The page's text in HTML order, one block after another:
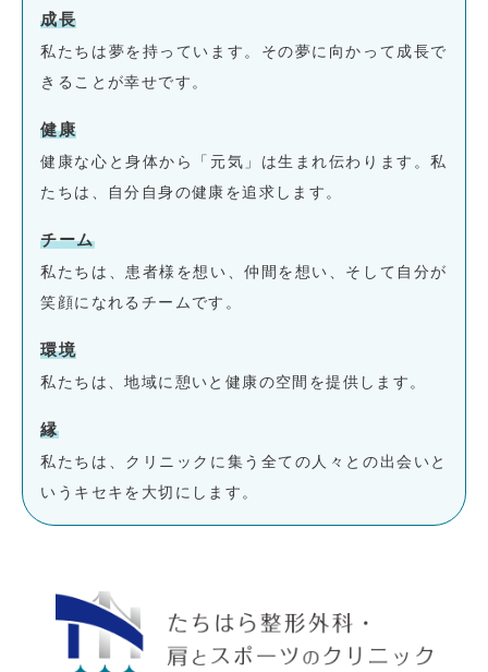
成長
私たちは夢を持っています。その夢に向かって成長で
きることが幸せです。
健康
健康な心と身体から「元気」は生まれ伝わります。私
たちは、自分自身の健康を追求します。
チーム
私たちは、患者様を想い、仲間を想い、そして自分が
笑顔になれるチームです。
環境
私たちは、地域に憩いと健康の空間を提供します。
縁
私たちは、クリニックに集う全ての人々との出会いと
いうキセキを大切にします。